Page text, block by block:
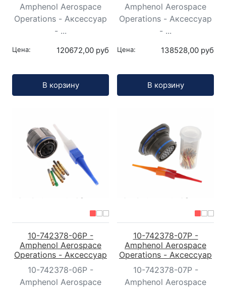
Amphenol Aerospace
Operations - Аксессуар
- ...
Цена: 120672,00 руб
В корзину
Amphenol Aerospace
Operations - Аксессуар
- ...
Цена: 138528,00 руб
В корзину
10-742378-06P -
Amphenol Aerospace
Operations - Аксессуар
10-742378-06P -
Amphenol Aerospace
10-742378-07P -
Amphenol Aerospace
Operations - Аксессуар
10-742378-07P -
Amphenol Aerospace